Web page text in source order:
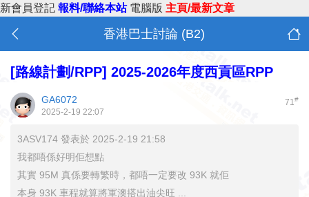
新會員登記 報料/聯絡本站 電腦版 主頁/最新文章
香港巴士討論 (B2)
[路線計劃/RPP] 2025-2026年度西貢區RPP
71#
GA6072
2025-2-19 22:07
3ASV174 發表於 2025-2-19 21:58
我都唔係好明佢想點
其實 95M 真係要轉繁時，都唔一定要改 93K 就佢
本身 93K 車程就算將軍澳搭出油尖旺 ...